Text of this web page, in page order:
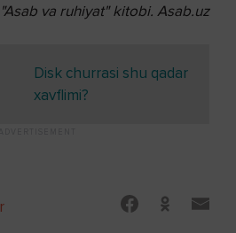
"Asab va ruhiyat" kitobi. Asab.uz
Disk churrasi shu qadar
xavflimi?